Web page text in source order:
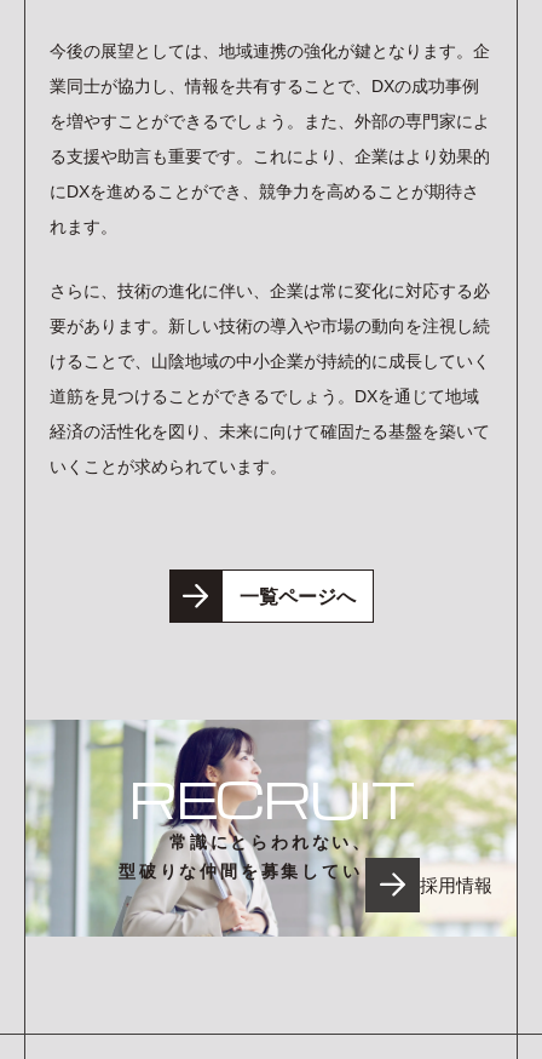
今後の展望としては、地域連携の強化が鍵となります。企
業同士が協力し、情報を共有することで、DXの成功事例
を増やすことができるでしょう。また、外部の専門家によ
る支援や助言も重要です。これにより、企業はより効果的
にDXを進めることができ、競争力を高めることが期待さ
れます。
さらに、技術の進化に伴い、企業は常に変化に対応する必
要があります。新しい技術の導入や市場の動向を注視し続
けることで、山陰地域の中小企業が持続的に成長していく
道筋を見つけることができるでしょう。DXを通じて地域
経済の活性化を図り、未来に向けて確固たる基盤を築いて
いくことが求められています。
一覧ページへ
RECRUIT
常識にとらわれない、
型破りな仲間を募集しています。
採用情報